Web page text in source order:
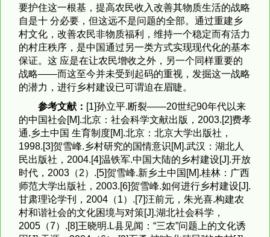
要护住这一根基，提高农民收入改善其物质生活的战略
自是十 分必要，但这远不是问题的全部。通过重建乡
村文化，改善农民非物质福利，维持一个稳定而有活力
的村庄秩序，是中国通过另一类方式实现现代化的基本
保证。这 应是在让农民增收之外，另一个同样重要的
战略——而这至今并未受到起码的重视，发掘这一战略
的潜力，进行乡村建设已可谓迫在眉睫。
参考文献： [1]孙立平.断裂——20世纪90年代以来
的中国社会[M].北京：社会科学文献出版，2003.[2]费孝
通.乡土中国 生育制度[M].北京：北京大学出版社，
1998.[3]贺雪峰.乡村研究的国情意识[M].武汉：湖北人
民出版社，2004.[4]温铁军.中国大陆的乡村建设[J].开放
时代，2003（2）.[5]贺雪峰.新乡土中国[M].桂林：广西
师范大学出版社，2003.[6]贺雪峰.如何进行乡村建设[J].
甘肃理论学刊，2004（1）.[7]汪前元，朱光喜.构建农
村和谐社会的文化困境与对策[J].湖北社会科学，
2005（7）.[8]王晓明.L县见闻：“三农”问题上的文化诱